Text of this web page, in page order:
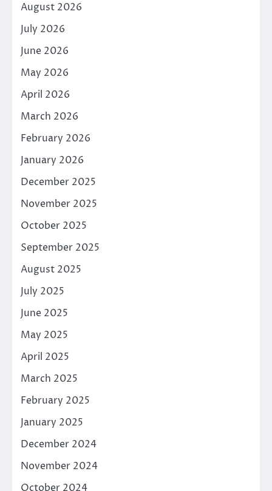
August 2026
July 2026
June 2026
May 2026
April 2026
March 2026
February 2026
January 2026
December 2025
November 2025
October 2025
September 2025
August 2025
July 2025
June 2025
May 2025
April 2025
March 2025
February 2025
January 2025
December 2024
November 2024
October 2024